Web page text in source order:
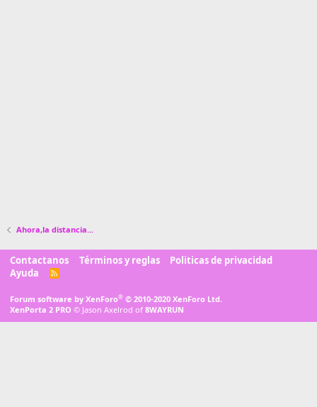
Ahora,la distancia...
Contactanos Términos y reglas
Politicas de privacidad
Ayuda
R
Forum software by XenForo® © 2010-2020 XenForo Ltd.
XenPorta 2 PRO © Jason Axelrod of 8WAYRUN